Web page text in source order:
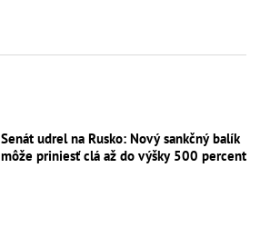
Senát udrel na Rusko: Nový sankčný balík
môže priniesť clá až do výšky 500 percent